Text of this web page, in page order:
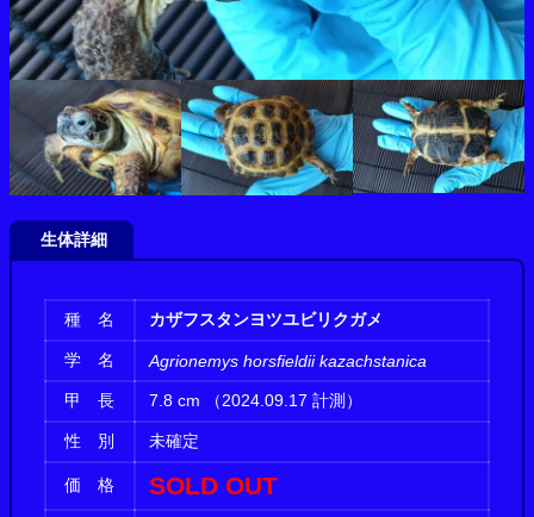
生体詳細
種 名 カザフスタンヨツユビリクガメ
学 名 Agrionemys horsfieldii kazachstanica
甲 長 7.8 cm （2024.09.17 計測）
性 別 未確定
価 格 SOLD OUT